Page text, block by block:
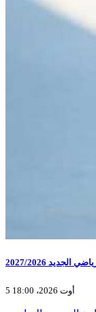
2027/2026
5 أوت 2026، 18:00